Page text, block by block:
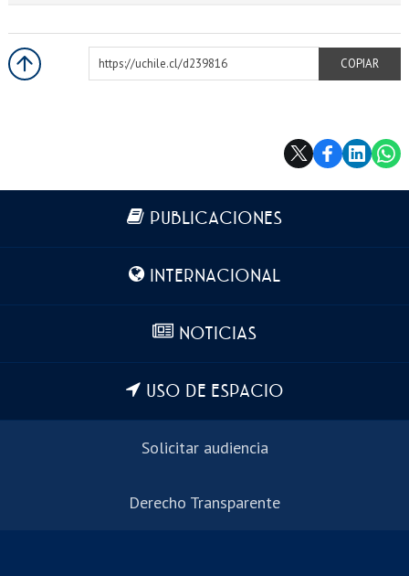
https://uchile.cl/d239816
COPIAR
Más información
PUBLICACIONES
INTERNACIONAL
NOTICIAS
USO DE ESPACIO
Solicitar audiencia
Derecho Transparente